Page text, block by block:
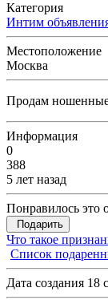
Категория
Интим
Местоположение
Москва
Продам ношенные
Информация
0
388
5 лет назад
Понравилось это
Подарить
Что такое
Список
Дата создания 18